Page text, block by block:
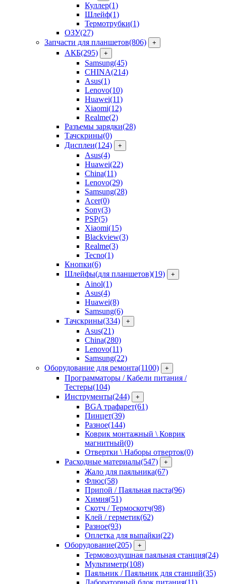
Куллер(1)
Шлейф(1)
Термотрубки(1)
ОЗУ(27)
Запчасти для планшетов(806) +
АКБ(295) +
Samsung(45)
CHINA(214)
Asus(1)
Lenovo(10)
Huawei(11)
Xiaomi(12)
Realme(2)
Разъемы зарядки(28)
Тачскрины(0)
Дисплеи(124) +
Asus(4)
Huawei(22)
China(11)
Lenovo(29)
Samsung(28)
Acer(0)
Sony(3)
PSP(5)
Xiaomi(15)
Blackview(3)
Realme(3)
Tecno(1)
Кнопки(6)
Шлейфы(для планшетов)(19) +
Ainol(1)
Asus(4)
Huawei(8)
Samsung(6)
Тачскрины(334) +
Asus(21)
China(280)
Lenovo(11)
Samsung(22)
Оборудование для ремонта(1100) +
Программаторы / Кабели питания /
Тестеры(104)
Инструменты(244) +
BGA трафарет(61)
Пинцет(39)
Разное(144)
Коврик монтажный \ Коврик
магнитный(0)
Отвертки \ Наборы отверток(0)
Расходные материалы(547) +
Жало для паяльника(67)
Флюс(58)
Припой / Паяльная паста(96)
Химия(51)
Скотч / Термоскотч(98)
Клей / герметик(62)
Разное(93)
Оплетка для выпайки(22)
Оборудование(205) +
Термовоздушная паяльная станция(24)
Мультиметр(108)
Паяльник / Паяльник для станций(35)
Лабораторный блок питания(11)